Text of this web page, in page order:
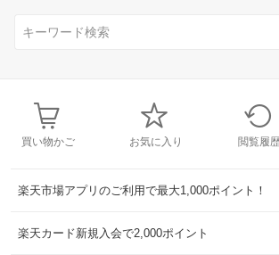
買い物かご お気に入り 閲覧履
楽天市場アプリのご利用で最大1,000ポイント！
楽天カード新規入会で2,000ポイント